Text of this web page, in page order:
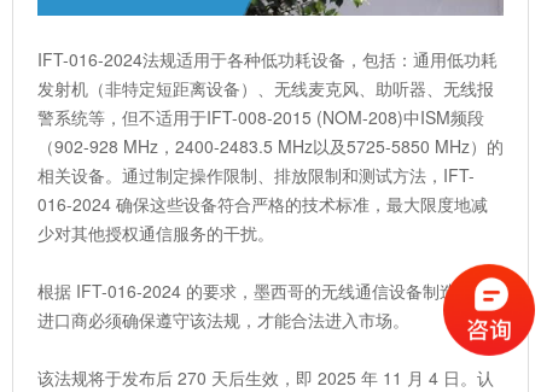
IFT-016-2024法规适用于各种低功耗设备，包括：通用低功耗
发射机（非特定短距离设备）、无线麦克风、助听器、无线报
警系统等，但不适用于IFT-008-2015 (NOM-208)中ISM频段
（902-928 MHz，2400-2483.5 MHz以及5725-5850 MHz）的
相关设备。通过制定操作限制、排放限制和测试方法，IFT-
016-2024 确保这些设备符合严格的技术标准，最大限度地减
少对其他授权通信服务的干扰。
根据 IFT-016-2024 的要求，墨西哥的无线通信设备制造商和
进口商必须确保遵守该法规，才能合法进入市场。
该法规将于发布后 270 天后生效，即 2025 年 11 月 4 日。认